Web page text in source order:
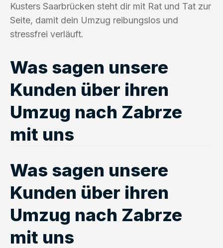
Kusters Saarbrücken steht dir mit Rat und Tat zur
Seite, damit dein Umzug reibungslos und
stressfrei verläuft.
Was sagen unsere
Kunden über ihren
Umzug nach Zabrze
mit uns
Was sagen unsere
Kunden über ihren
Umzug nach Zabrze
mit uns